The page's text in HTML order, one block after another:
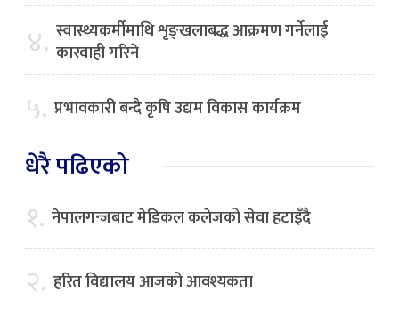
४. स्वास्थ्यकर्मीमाथि शृङ्खलाबद्ध आक्रमण गर्नेलाई
कारवाही गरिने
५. प्रभावकारी बन्दै कृषि उद्यम विकास कार्यक्रम
धेरै पढिएको
१. नेपालगन्जबाट मेडिकल कलेजको सेवा हटाइँदै
२. हरित विद्यालय आजको आवश्यकता